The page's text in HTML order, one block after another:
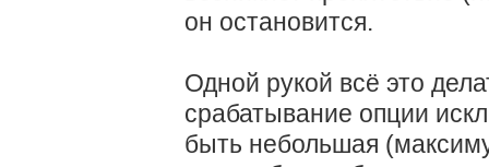
он остановится.
Одной рукой всё это
срабатывание опции
быть небольшая